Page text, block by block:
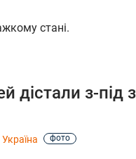
стані.
дістали з-
Україна фото